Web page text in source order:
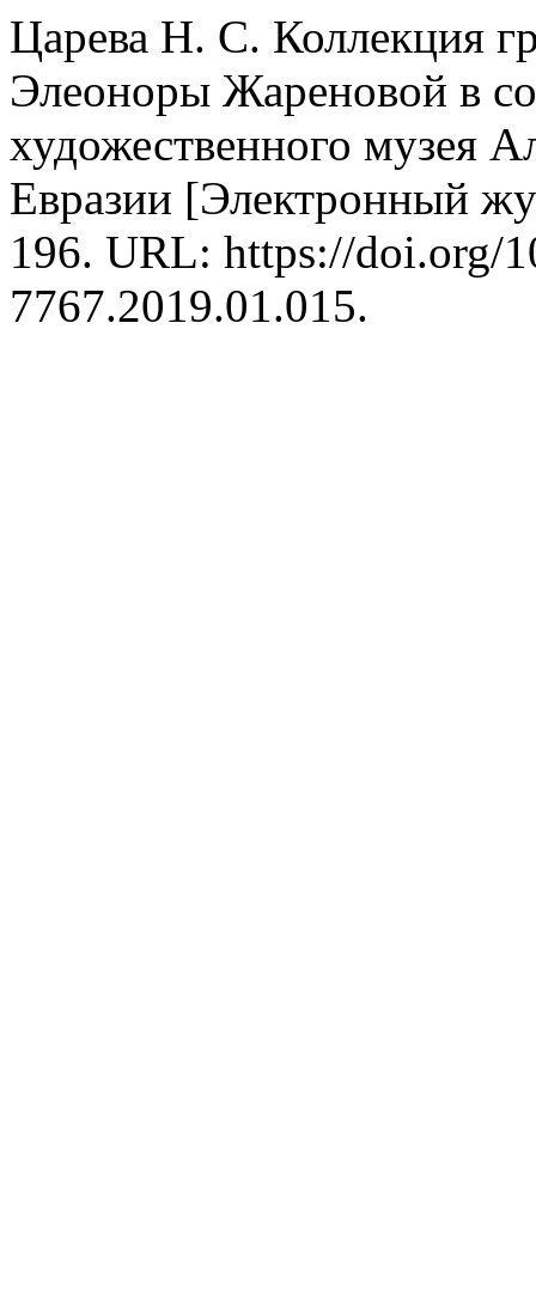
Царева Н. С. Коллекция
Элеоноры Жареновой в
художественного музея
Евразии [Электронный
196. URL: https://doi.org/
7767.2019.01.015.